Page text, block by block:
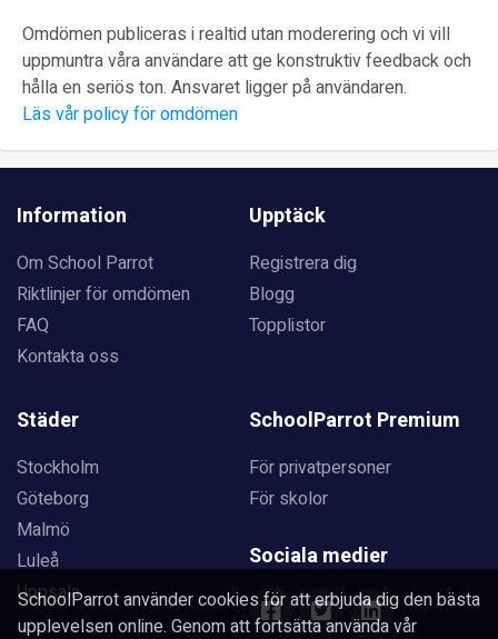
Omdömen publiceras i realtid utan moderering och vi vill
uppmuntra våra användare att ge konstruktiv feedback och
hålla en seriös ton. Ansvaret ligger på användaren.
Läs vår policy för omdömen
Information
Om School Parrot
Riktlinjer för omdömen
FAQ
Kontakta oss
Upptäck
Registrera dig
Blogg
Topplistor
Städer
Stockholm
Göteborg
Malmö
Luleå
Uppsala
SchoolParrot Premium
För privatpersoner
För skolor
Sociala medier
SchoolParrot använder cookies för att erbjuda dig den bästa
upplevelsen online. Genom att fortsätta använda vår